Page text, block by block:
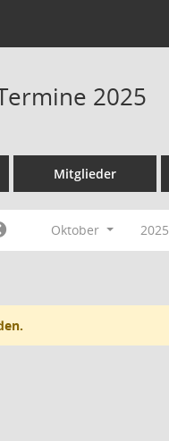
2025
Mitglieder
Oktober 2025